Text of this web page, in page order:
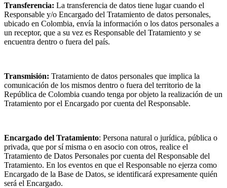
Transferencia: La transferencia de datos tiene lugar cuando el
Responsable y/o Encargado del Tratamiento de datos personales,
ubicado en Colombia, envía la información o los datos personales a
un receptor, que a su vez es Responsable del Tratamiento y se
encuentra dentro o fuera del país.
Transmisión: Tratamiento de datos personales que implica la
comunicación de los mismos dentro o fuera del territorio de la
República de Colombia cuando tenga por objeto la realización de un
Tratamiento por el Encargado por cuenta del Responsable.
Encargado del Tratamiento: Persona natural o jurídica, pública o
privada, que por sí misma o en asocio con otros, realice el
Tratamiento de Datos Personales por cuenta del Responsable del
Tratamiento. En los eventos en que el Responsable no ejerza como
Encargado de la Base de Datos, se identificará expresamente quién
será el Encargado.